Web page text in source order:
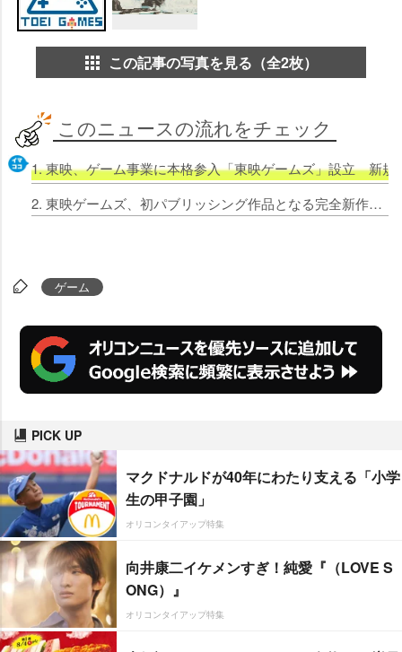
この記事の写真を見る（全2枚）
このニュースの流れをチェック
1. 東映、ゲーム事業に本格参入「東映ゲームズ」設立 新
2. 東映ゲームズ、初パブリッシング作品となる完全新作3タイトル発表
ゲーム
PICK UP
マクドナルドが40年にわたり支える「小学
生の甲子園」
オリコンタイアップ特集
向井康二イケメンすぎ！純愛『（LOVE S
ONG）』
オリコンタイアップ特集